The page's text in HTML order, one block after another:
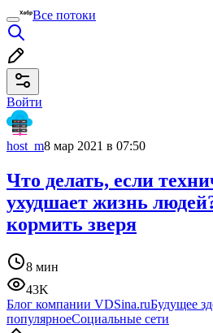
Все потоки
Войти
host_m8 мар 2021 в 07:50
Что делать, если
ухудшает жизнь
кормить зверя
8 мин
43K
Блог компании VDSina.ruБудущее
популярноеСоциальные сети